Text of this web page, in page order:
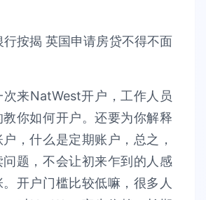
来NatWest开户，工作人员
你如何开户。还要为你解释
，什么是定期账户，总之，
题，不会让初来乍到的人感
开户门槛比较低嘛，很多人